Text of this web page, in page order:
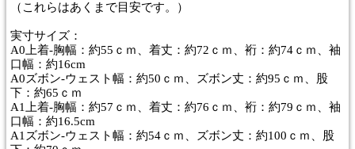
（これらはあくまで目安です。）
実寸サイズ：
A0上着-胸幅：約55ｃｍ、着丈：約72ｃｍ、裄：約74ｃｍ、袖
口幅：約16cm
A0ズボン-ウェスト幅：約50ｃｍ、ズボン丈：約95ｃｍ、股
下：約65ｃｍ
A1上着-胸幅：約57ｃｍ、着丈：約76ｃｍ、裄：約79ｃｍ、袖
口幅：約16.5cm
A1ズボン-ウェスト幅：約54ｃｍ、ズボン丈：約100ｃｍ、股